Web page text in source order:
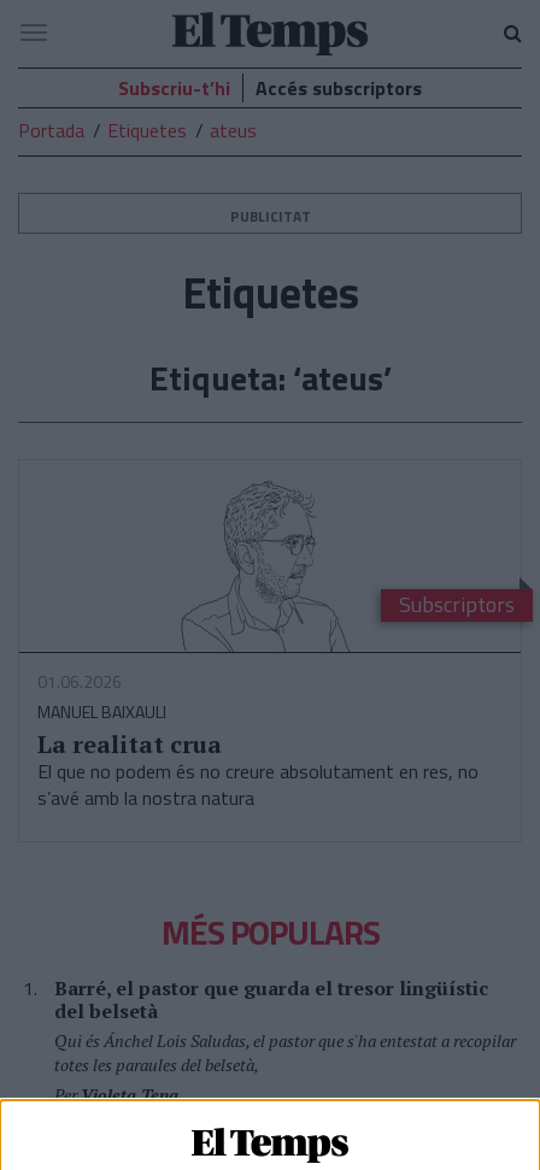
El
Temps
Navegació
Subscriu-t’hi
Accés subscriptors
Portada
Etiquetes ateus
PUBLICITAT
Etiquetes
Etiqueta: ‘ateus’
Subscriptors
01.06.2026
MANUEL BAIXAULI
La realitat crua
El que no podem és no creure absolutament en res, no
s’avé amb la nostra natura
MÉS POPULARS
Barré, el pastor que guarda el tresor lingüístic
del belsetà
Qui és Ánchel Lois Saludas, el pastor que s'ha entestat a recopilar
totes les paraules del belsetà,
PerVioleta Tena
La resurrecció de les nostres lletraferides